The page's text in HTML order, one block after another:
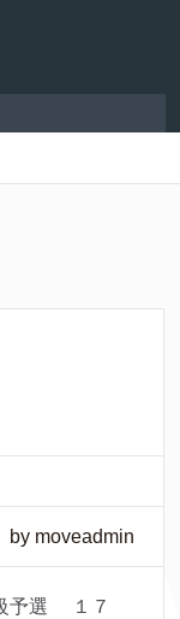
by moveadmin
予選 １７